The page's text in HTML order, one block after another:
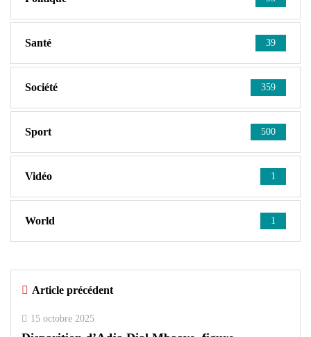
Santé 39
Société 359
Sport 500
Vidéo 1
World 1
Article précédent
15 octobre 2025